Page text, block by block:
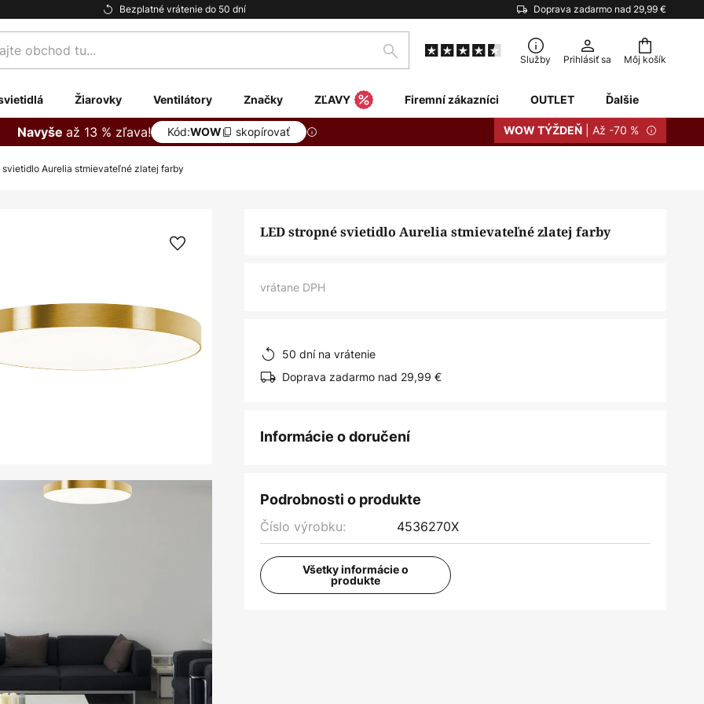
Bezplatné vrátenie do 50 dní Doprava zadarmo nad 29,99 €
Môj košík
Hľadať
Služby Prihlásiť sa
Žiarovky Ventilátory Značky ZĽAVY Firemní zákazníci OUTLET Ďalšie
Navyše až 13 % zľava! Kód:WOW skopírovať WOW TÝŽDEŇ | Až -70 %
svietidlo Aurelia stmievateľné zlatej farby
LED stropné svietidlo Aurelia stmievateľné zlatej farby
vrátane DPH
50 dní na vrátenie
Doprava zadarmo nad 29,99 €
Informácie o doručení
Podrobnosti o produkte
Číslo výrobku: 4536270X
Všetky informácie o
produkte